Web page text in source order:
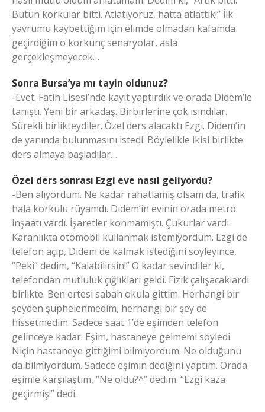
Bütün korkular bitti. Atlatıyoruz, hatta atlattık!” İlk
yavrumu kaybettiğim için elimde olmadan kafamda
geçirdiğim o korkunç senaryolar, asla
gerçekleşmeyecek…
Sonra Bursa’ya mı tayin oldunuz?
-Evet. Fatih Lisesi’nde kayıt yaptırdık ve orada Didem’le
tanıştı. Yeni bir arkadaş. Birbirlerine çok ısındılar.
Sürekli birlikteydiler. Özel ders alacaktı Ezgi. Didem’in
de yanında bulunmasını istedi. Böylelikle ikisi birlikte
ders almaya başladılar…
Özel ders sonrası Ezgi eve nasıl geliyordu?
-Ben alıyordum. Ne kadar rahatlamış olsam da, trafik
hala korkulu rüyamdı. Didem’in evinin orada metro
inşaatı vardı. İşaretler konmamıştı. Çukurlar vardı.
Karanlıkta otomobil kullanmak istemiyordum. Ezgi de
telefon açıp, Didem de kalmak istediğini söyleyince,
“Peki” dedim, “Kalabilirsin!” O kadar sevindiler ki,
telefondan mutluluk çığlıkları geldi. Fizik çalışacaklardı
birlikte. Ben ertesi sabah okula gittim. Herhangi bir
şeyden şüphelenmedim, herhangi bir şey de
hissetmedim. Sadece saat 1’de eşimden telefon
gelinceye kadar. Eşim, hastaneye gelmemi söyledi.
Niçin hastaneye gittiğimi bilmiyordum. Ne olduğunu
da bilmiyordum. Sadece eşimin dediğini yaptım. Orada
eşimle karşılaştım, “Ne oldu?^” dedim. “Ezgi kaza
geçirmiş!” dedi.